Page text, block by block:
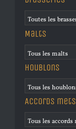
Malts
Houblons
Accords mets